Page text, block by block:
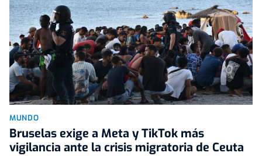
MUNDO
Bruselas exige a Meta y TikTok más
vigilancia ante la crisis migratoria de Ceuta